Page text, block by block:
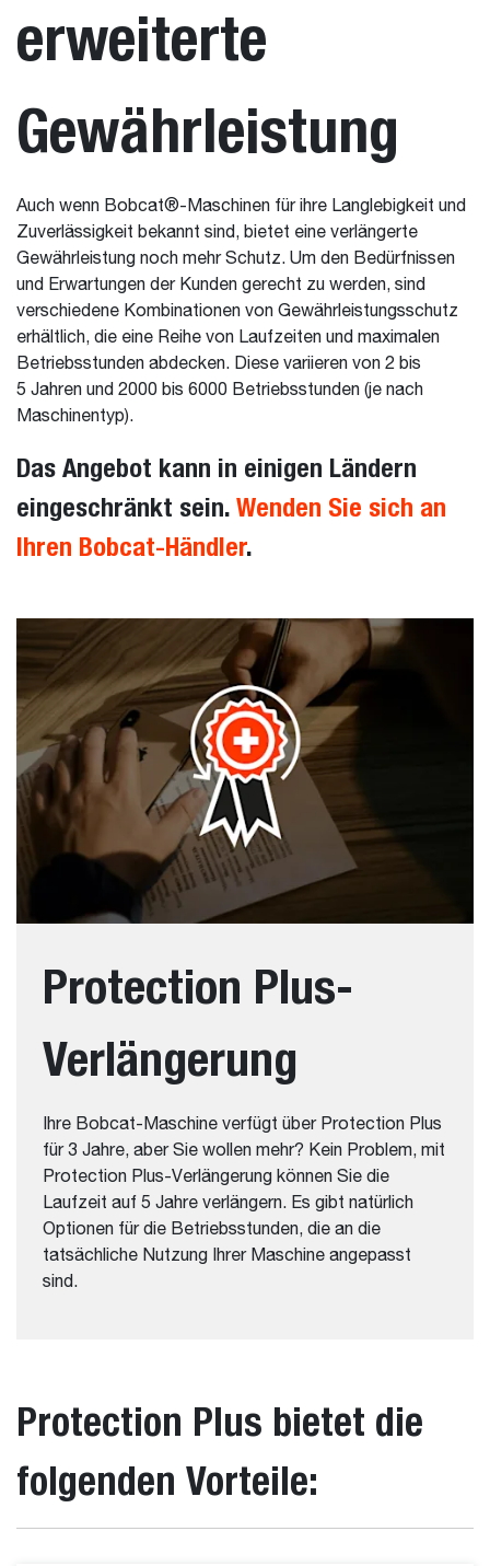
erweiterte
Gewährleistung
Auch wenn Bobcat®-Maschinen für ihre Langlebigkeit und
Zuverlässigkeit bekannt sind, bietet eine verlängerte
Gewährleistung noch mehr Schutz. Um den Bedürfnissen
und Erwartungen der Kunden gerecht zu werden, sind
verschiedene Kombinationen von Gewährleistungsschutz
erhältlich, die eine Reihe von Laufzeiten und maximalen
Betriebsstunden abdecken. Diese variieren von 2 bis
5 Jahren und 2000 bis 6000 Betriebsstunden (je nach
Maschinentyp).
Das Angebot kann in einigen Ländern
eingeschränkt sein. Wenden Sie sich an
Ihren Bobcat-Händler.
Protection Plus-
Verlängerung
Ihre Bobcat-Maschine verfügt über Protection Plus
für 3 Jahre, aber Sie wollen mehr? Kein Problem, mit
Protection Plus-Verlängerung können Sie die
Laufzeit auf 5 Jahre verlängern. Es gibt natürlich
Optionen für die Betriebsstunden, die an die
tatsächliche Nutzung Ihrer Maschine angepasst
sind.
Protection Plus bietet die
folgenden Vorteile: